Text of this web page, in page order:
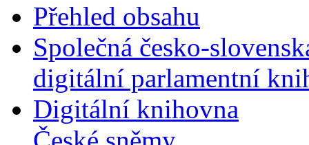
Přehled obsahu
Společná česko-
digitální parlamentní
Digitální knihovna